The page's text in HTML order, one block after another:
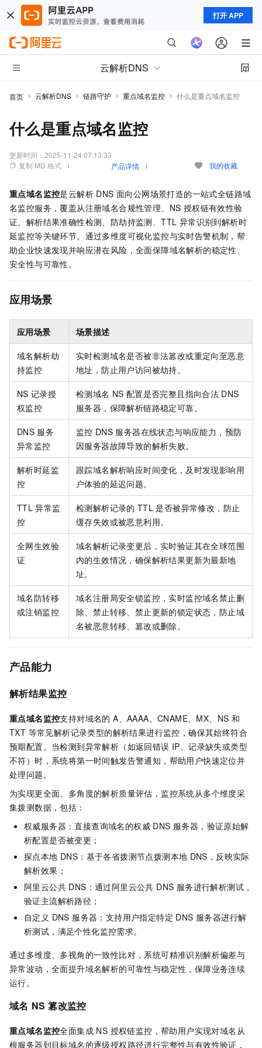
打开 APP
云解析DNS
首页 云解析DNS 链路守护 重点域名监控 什么是重点域名监控
什么是重点域名监控
更新时间： 2025-11-24 07:13:33
复制 MD 格式
产品详情 我的收藏
重点域名监控是云解析 DNS 面向公网场景打造的一站式全链路域
名监控服务，覆盖从注册域名合规性管理、NS 授权链有效性验
证、解析结果准确性检测、防劫持监测、TTL 异常识别到解析时
延监控等关键环节。通过多维度可视化监控与实时告警机制，帮
助企业快速发现并响应潜在风险，全面保障域名解析的稳定性、
安全性与可靠性。
应用场景
应用场景 场景描述
域名解析劫
持监控
实时检测域名是否被非法篡改或重定向至恶意
地址，防止用户访问被劫持。
NS 记录授
权监控
检测域名 NS 配置是否完整且指向合法 DNS
服务器，保障解析链路稳定可靠。
DNS 服务
异常监控
监控 DNS 服务器在线状态与响应能力，预防
因服务器故障导致的解析失败。
解析时延监
控
跟踪域名解析响应时间变化，及时发现影响用
户体验的延迟问题。
TTL 异常监
控
检测解析记录的 TTL 是否被异常修改，防止
缓存失效或被恶意利用。
全网生效验
证
域名解析记录变更后，实时验证其在全球范围
内的生效情况，确保解析结果更新为最新地
址。
域名防转移
或注销监控
域名注册局安全锁监控，实时监控域名禁止删
除、禁止转移、禁止更新的锁定状态，防止域
名被恶意转移、篡改或删除。
产品能力
解析结果监控
重点域名监控支持对域名的 A、AAAA、CNAME、MX、NS 和
TXT 等常见解析记录类型的解析结果进行监控，确保其始终符合
预期配置。当检测到异常解析（如返回错误 IP、记录缺失或类型
不符）时，系统将第一时间触发告警通知，帮助用户快速定位并
处理问题。
为实现更全面、多角度的解析质量评估，监控系统从多个维度采
集拨测数据，包括：
权威服务器：直接查询域名的权威 DNS 服务器，验证原始解
析配置是否被变更；
探点本地 DNS：基于各省拨测节点拨测本地 DNS，反映实际
解析效果；
阿里云公共 DNS：通过阿里云公共 DNS 服务进行解析测试，
验证主流解析路径；
自定义 DNS 服务器：支持用户指定特定 DNS 服务器进行解
析测试，满足个性化监控需求。
通过多维度、多视角的一致性比对，系统可精准识别解析偏差与
异常波动，全面提升域名解析的可靠性与稳定性，保障业务连续
运行。
域名 NS 篡改监控
重点域名监控全面集成 NS 授权链监控，帮助用户实现对域名从
根服务器到目标域名的逐级授权路径进行完整性与有效性验证，